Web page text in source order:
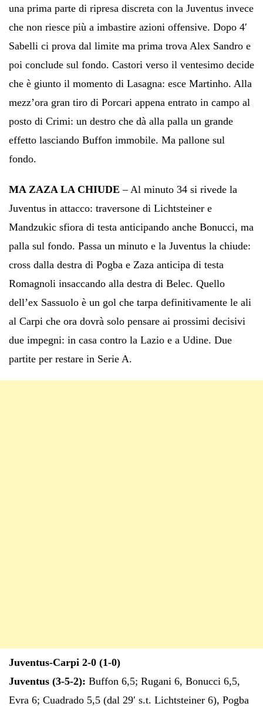
una prima parte di ripresa discreta con la Juventus invece
che non riesce più a imbastire azioni offensive. Dopo 4′
Sabelli ci prova dal limite ma prima trova Alex Sandro e
poi conclude sul fondo. Castori verso il ventesimo decide
che è giunto il momento di Lasagna: esce Martinho. Alla
mezz’ora gran tiro di Porcari appena entrato in campo al
posto di Crimi: un destro che dà alla palla un grande
effetto lasciando Buffon immobile. Ma pallone sul
fondo.
MA ZAZA LA CHIUDE – Al minuto 34 si rivede la
Juventus in attacco: traversone di Lichtsteiner e
Mandzukic sfiora di testa anticipando anche Bonucci, ma
palla sul fondo. Passa un minuto e la Juventus la chiude:
cross dalla destra di Pogba e Zaza anticipa di testa
Romagnoli insaccando alla destra di Belec. Quello
dell’ex Sassuolo è un gol che tarpa definitivamente le ali
al Carpi che ora dovrà solo pensare ai prossimi decisivi
due impegni: in casa contro la Lazio e a Udine. Due
partite per restare in Serie A.
Juventus-Carpi 2-0 (1-0)
Juventus (3-5-2): Buffon 6,5; Rugani 6, Bonucci 6,5,
Evra 6; Cuadrado 5,5 (dal 29′ s.t. Lichtsteiner 6), Pogba